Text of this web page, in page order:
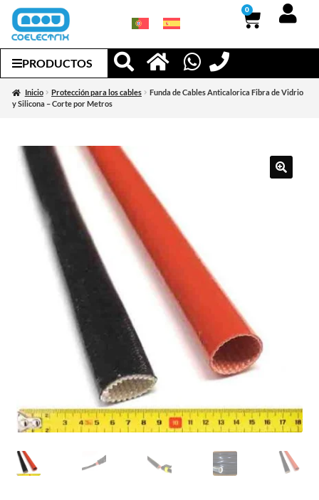
0
PRODUCTOS
Inicio Protección para los cables
Funda de Cables Anticalorica Fibra de Vidrio
y Silicona – Corte por Metros